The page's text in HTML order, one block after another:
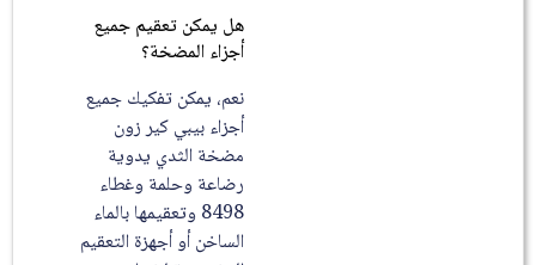
هل يمكن تعقيم جميع
أجزاء المضخة؟
نعم، يمكن تفكيك جميع
أجزاء بيبي كير زون
مضخة الثدي يدوية
رضاعة وحلمة وغطاء
8498 وتعقيمها بالماء
الساخن أو أجهزة التعقيم